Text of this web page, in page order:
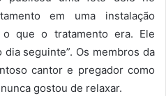
em uma instalação
que o tratamento era. Ele
seguinte”. Os membros da
cantor e pregador como
gostou de relaxar.